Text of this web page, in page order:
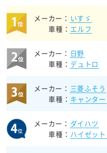
メーカー： いすゞ
車種： エルフ
メーカー： 日野
車種： デュトロ
メーカー： 三菱ふそう
車種： キャンター
メーカー： ダイハツ
車種： ハイゼッ